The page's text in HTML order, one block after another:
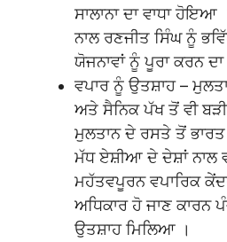
ਸਾਲਾਨਾ ਦਾ ਵਾਧਾ
ਨਾਲ ਰਣਜੀਤ ਸਿੰਘ ਨੂੰ
ਯੋਜਨਾਵਾਂ ਨੂੰ ਪੂਰਾ ਕਰਨ
ਵਪਾਰ ਨੂੰ ਉਤਸ਼ਾਹ –
ਅਤੇ ਸੈਨਿਕ ਪੱਖ ਤੋਂ ਵੀ
ਮੁਲਤਾਨ ਦੇ ਰਸਤੇ ਤੋਂ
ਮੱਧ ਏਸ਼ੀਆ ਦੇ ਦੇਸ਼ਾਂ ਨਾਲ
ਮਹੱਤਵਪੂਰਨ ਵਪਾਰਿਕ
ਅਧਿਕਾਰ ਹੋ ਜਾਣ ਕਾਰਨ
ਉਤਸ਼ਾਹ ਮਿਲਿਆ ।